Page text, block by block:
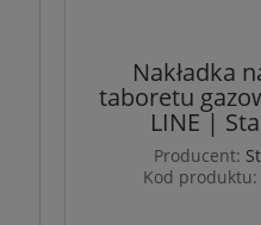
Nakładka
taboretu
LINE |
Producent:
Kod produktu: